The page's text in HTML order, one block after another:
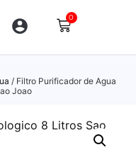
0
/ Filtro Purificador de Agua
Joao